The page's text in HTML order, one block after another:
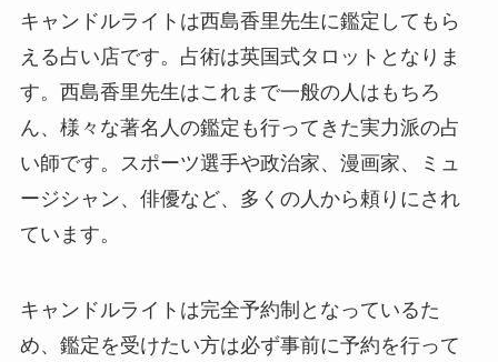
キャンドルライトは西島香里先生に鑑定してもら
える占い店です。占術は英国式タロットとなりま
す。西島香里先生はこれまで一般の人はもちろ
ん、様々な著名人の鑑定も行ってきた実力派の占
い師です。スポーツ選手や政治家、漫画家、ミュ
ージシャン、俳優など、多くの人から頼りにされ
ています。
キャンドルライトは完全予約制となっているた
め、鑑定を受けたい方は必ず事前に予約を行って